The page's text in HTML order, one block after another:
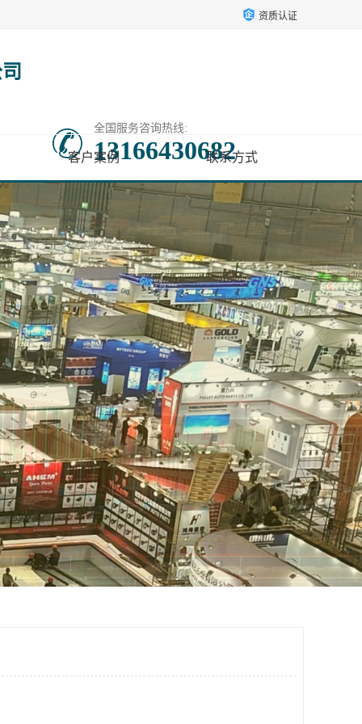
资质认证
全国服务咨询热线:
13166430682
客户案例 联系方式